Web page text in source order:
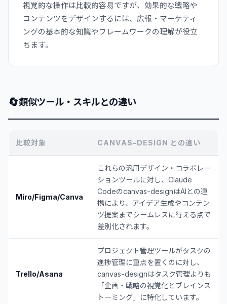
視覚的な操作は比較的容易ですが、効果的な戦略や
コンテンツをデザインするには、広報・マーケティ
ングの基本的な知識やフレームワークの理解が役立
ちます。
🔄類似ツール・スキルとの違い
比較対象 CANVAS-DESIGN との違い
Miro/Figma/Canva
これらの汎用デザイン・コラボレー
ションツールに対し、Claude
Codeのcanvas-designはAIとの連
携により、アイデア生成やコンテン
ツ提案までシームレスに行える点で
差別化されます。
Trello/Asana
プロジェクト管理ツールがタスクの
進捗管理に重点を置くのに対し、
canvas-designはタスク管理よりも
「企画・戦略の視覚化とブレインス
トーミング」に特化しています。